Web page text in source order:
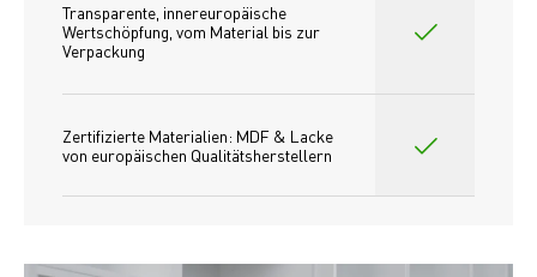
Transparente, innereuropäische
Wertschöpfung, vom Material bis zur
Verpackung
Zertifizierte Materialien: MDF & Lacke
von europäischen Qualitätsherstellern